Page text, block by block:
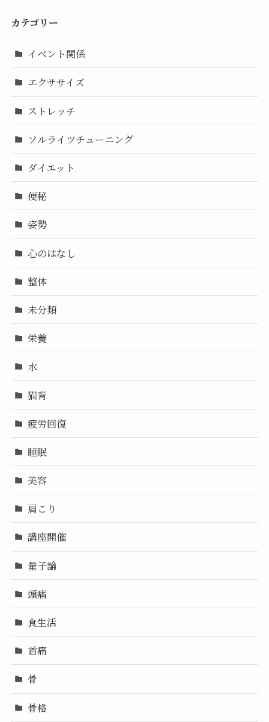
カテゴリー
イベント関係
エクササイズ
ストレッチ
ソルライツチューニング
ダイエット
便秘
姿勢
心のはなし
整体
未分類
栄養
水
猫背
疲労回復
睡眠
美容
肩こり
講座開催
量子論
頭痛
食生活
首痛
骨
骨格